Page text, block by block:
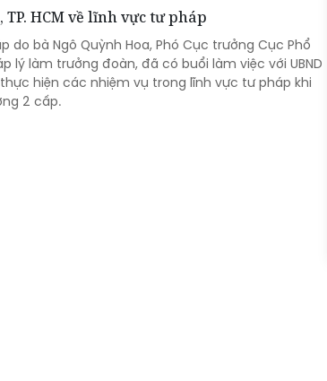
HCM về lĩnh vực tư pháp
bà Ngô Quỳnh Hoa, Phó Cục trưởng Cục Phổ
lý làm trưởng đoàn, đã có buổi làm việc với UBND
hiện các nhiệm vụ trong lĩnh vực tư pháp khi
2 cấp.